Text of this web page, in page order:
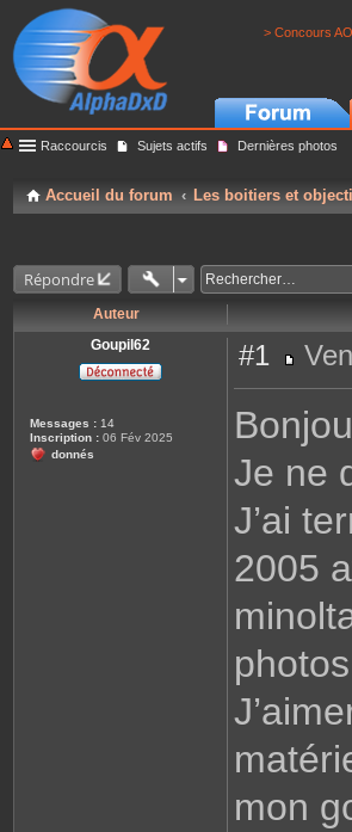
> Concours
Raccourcis Sujets actifs Dernières photos
Accueil du forum Les boitiers et
Répondre
Auteur
Goupil62
Messages : 14
Inscription : 06 Fév 2025
donnés
#1
e
g
Je ne
J’ai
2005
mon